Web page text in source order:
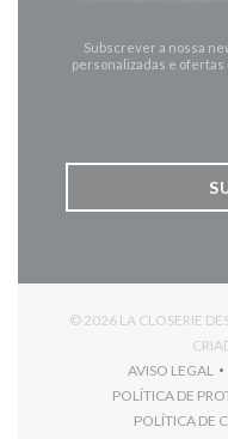
Subscrever a nossa
personalizadas e
© 2026 LA CLOSERIE
AVISO LEGAL
((ABRE
POLÍTICA DE
POLÍTICA DE